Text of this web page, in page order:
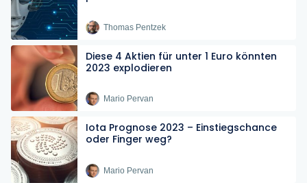
Thomas Pentzek
Diese 4 Aktien für unter 1 Euro könnten
2023 explodieren
Mario Pervan
Iota Prognose 2023 – Einstiegschance
oder Finger weg?
Mario Pervan